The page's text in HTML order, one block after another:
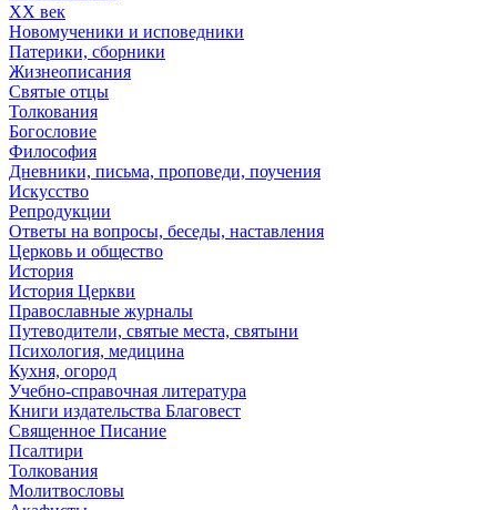
XX век
Новомученики и исповедники
Патерики, сборники
Жизнеописания
Святые отцы
Толкования
Богословие
Философия
Дневники, письма, проповеди, поучения
Искусство
Репродукции
Ответы на вопросы, беседы, наставления
Церковь и общество
История
История Церкви
Православные журналы
Путеводители, святые места, святыни
Психология, медицина
Кухня, огород
Учебно-справочная литература
Книги издательства Благовест
Священное Писание
Псалтири
Толкования
Молитвословы